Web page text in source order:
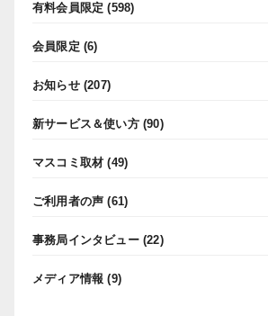
有料会員限定 (598)
会員限定 (6)
お知らせ(207)
新サービス＆使い方(90)
マスコミ取材 (49)
ご利用者の声 (61)
事務局インタビュー(22)
メディア情報 (9)